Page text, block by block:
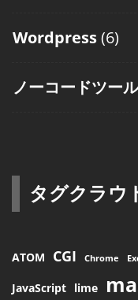
Wordpress(6)
ノーコードツール
タグクラウ
ATOM CGI Chrome
JavaScript lime